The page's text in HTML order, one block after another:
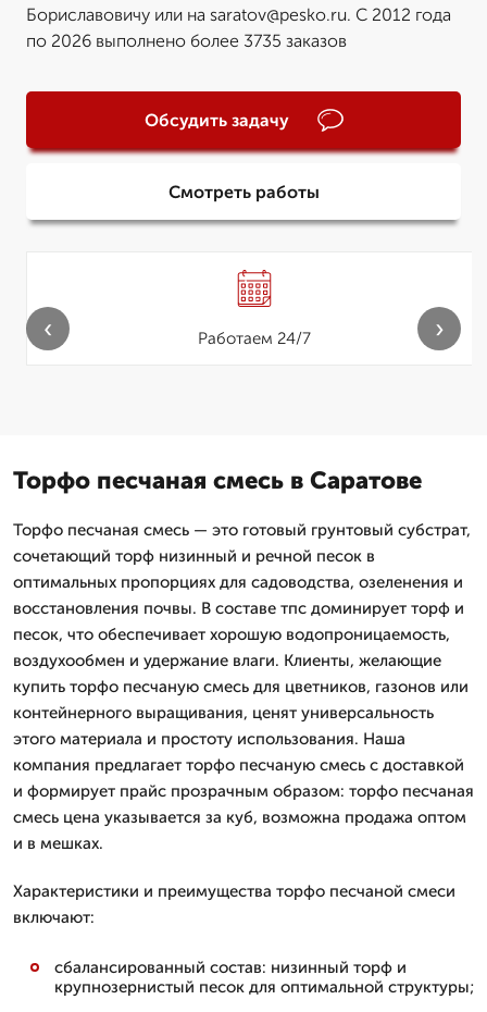
Бориславовичу или на saratov@pesko.ru. С 2012 года
по 2026 выполнено более 3735 заказов
Обсудить задачу
Смотреть работы
Работаем 24/7
‹ ›
Торфо песчаная смесь в Саратове
Торфо песчаная смесь — это готовый грунтовый субстрат,
сочетающий торф низинный и речной песок в
оптимальных пропорциях для садоводства, озеленения и
восстановления почвы. В составе тпс доминирует торф и
песок, что обеспечивает хорошую водопроницаемость,
воздухообмен и удержание влаги. Клиенты, желающие
купить торфо песчаную смесь для цветников, газонов или
контейнерного выращивания, ценят универсальность
этого материала и простоту использования. Наша
компания предлагает торфо песчаную смесь с доставкой
и формирует прайс прозрачным образом: торфо песчаная
смесь цена указывается за куб, возможна продажа оптом
и в мешках.
Характеристики и преимущества торфо песчаной смеси
включают:
сбалансированный состав: низинный торф и
крупнозернистый песок для оптимальной структуры;